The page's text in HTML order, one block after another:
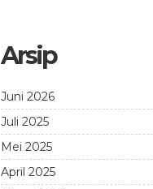
Arsip
Juni 2026
Juli 2025
Mei 2025
April 2025